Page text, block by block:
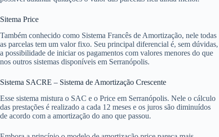
Sitema Price
Também conhecido como Sistema Francês de Amortização, nele todas
as parcelas tem um valor fixo. Seu principal diferencial é, sem dúvidas,
a possibilidade de iniciar os pagamentos com valores menores do que
nos outros sistemas disponíveis em Serranópolis.
Sistema SACRE – Sistema de Amortização Crescente
Esse sistema mistura o SAC e o Price em Serranópolis. Nele o cálculo
das prestações é realizado a cada 12 meses e os juros são diminuídos
de acordo com a amortização do ano que passou.